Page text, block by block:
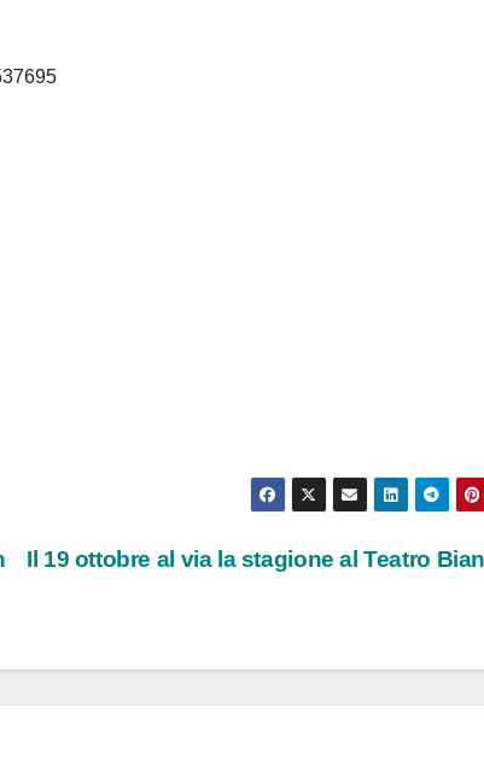
Il 19 ottobre al via la stagione al Teatro